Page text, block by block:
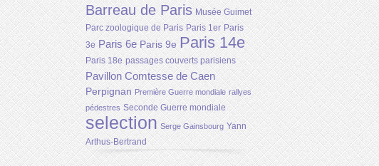
Barreau de Paris Musée Guimet
Parc zoologique de Paris Paris 1er Paris
3e Paris 6e Paris 9e Paris 14e
Paris 18e passages couverts parisiens
Pavillon Comtesse de Caen
Perpignan Première Guerre mondiale rallyes
pédestres Seconde Guerre mondiale
selection Serge Gainsbourg Yann
Arthus-Bertrand